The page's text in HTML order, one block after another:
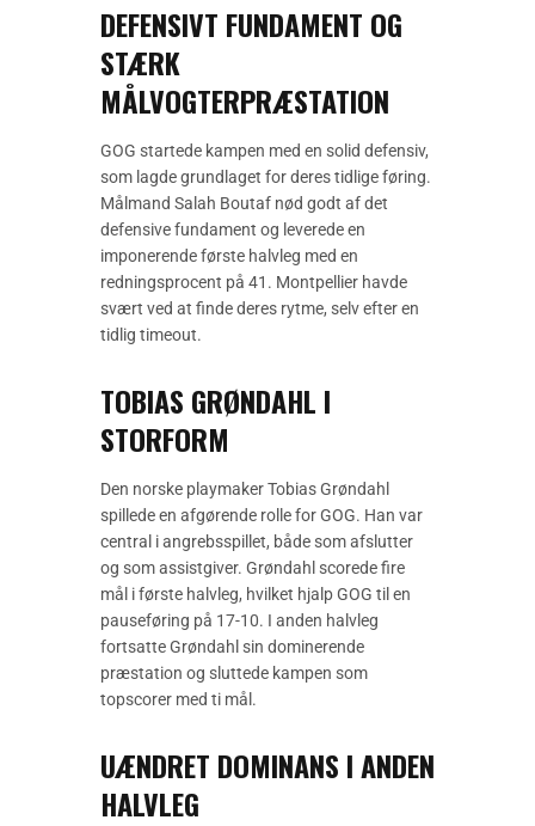
DEFENSIVT FUNDAMENT OG
STÆRK
MÅLVOGTERPRÆSTATION
GOG startede kampen med en solid defensiv,
som lagde grundlaget for deres tidlige føring.
Målmand Salah Boutaf nød godt af det
defensive fundament og leverede en
imponerende første halvleg med en
redningsprocent på 41. Montpellier havde
svært ved at finde deres rytme, selv efter en
tidlig timeout.
TOBIAS GRØNDAHL I
STORFORM
Den norske playmaker Tobias Grøndahl
spillede en afgørende rolle for GOG. Han var
central i angrebsspillet, både som afslutter
og som assistgiver. Grøndahl scorede fire
mål i første halvleg, hvilket hjalp GOG til en
pauseføring på 17-10. I anden halvleg
fortsatte Grøndahl sin dominerende
præstation og sluttede kampen som
topscorer med ti mål.
UÆNDRET DOMINANS I ANDEN
HALVLEG